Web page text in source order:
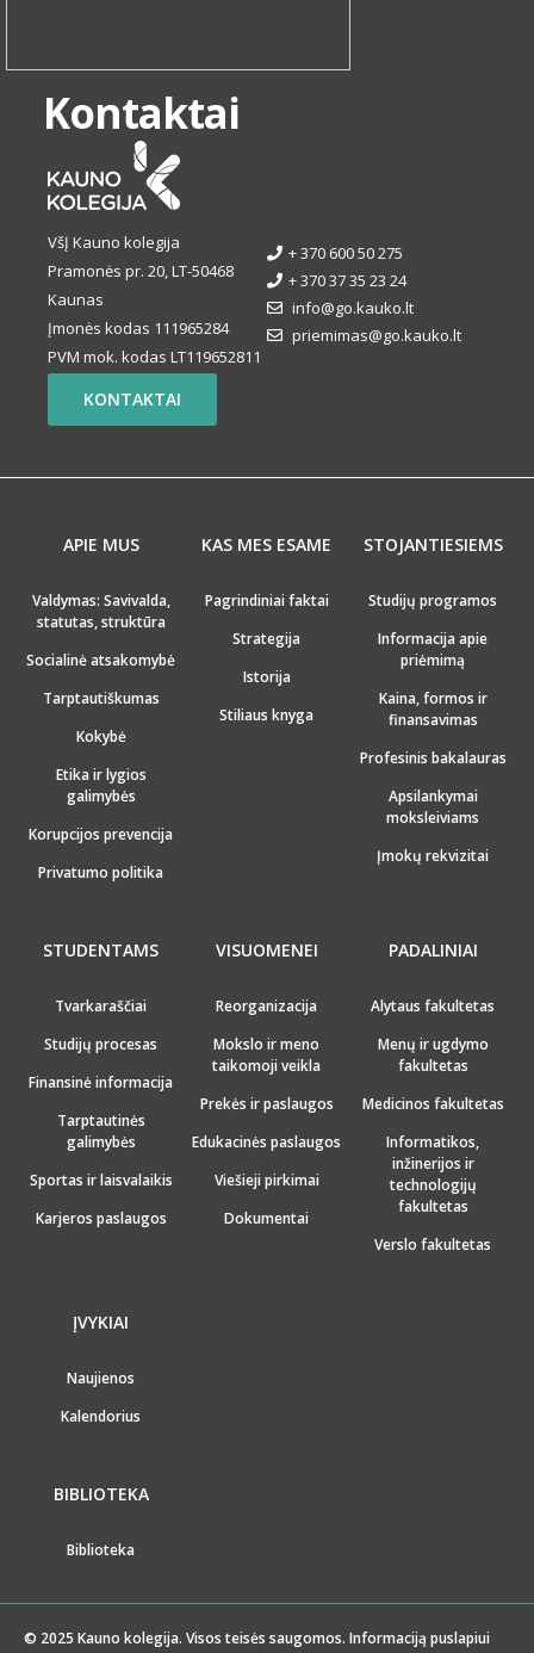
Kontaktai
VšĮ Kauno kolegija
Pramonės pr. 20, LT-50468
Kaunas
Įmonės kodas 111965284
PVM mok. kodas LT119652811
+ 370 600 50 275
+ 370 37 35 23 24
info@go.kauko.lt
priemimas@go.kauko.lt
KONTAKTAI
APIE MUS
Valdymas: Savivalda,
statutas, struktūra
Socialinė atsakomybė
Tarptautiškumas
Kokybė
Etika ir lygios
galimybės
Korupcijos prevencija
Privatumo politika
KAS MES ESAME
Pagrindiniai faktai
Strategija
Istorija
Stiliaus knyga
STOJANTIESIEMS
Studijų programos
Informacija apie
priėmimą
Kaina, formos ir
finansavimas
Profesinis bakalauras
Apsilankymai
moksleiviams
Įmokų rekvizitai
STUDENTAMS
Tvarkaraščiai
Studijų procesas
Finansinė informacija
Tarptautinės
galimybės
Sportas ir laisvalaikis
Karjeros paslaugos
VISUOMENEI
Reorganizacija
Mokslo ir meno
taikomoji veikla
Prekės ir paslaugos
Edukacinės paslaugos
Viešieji pirkimai
Dokumentai
PADALINIAI
Alytaus fakultetas
Menų ir ugdymo
fakultetas
Medicinos fakultetas
Informatikos,
inžinerijos ir
technologijų
fakultetas
Verslo fakultetas
ĮVYKIAI
Naujienos
Kalendorius
BIBLIOTEKA
Biblioteka
© 2025 Kauno kolegija. Visos teisės saugomos. Informaciją puslapiui